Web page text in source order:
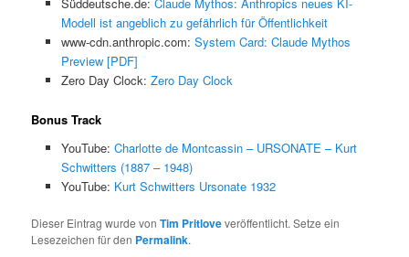
Süddeutsche.de: Claude Mythos: Anthropics neues KI-
Modell ist angeblich zu gefährlich für Öffentlichkeit
www-cdn.anthropic.com: System Card: Claude Mythos
Preview [PDF]
Zero Day Clock: Zero Day Clock
Bonus Track
YouTube: Charlotte de Montcassin – URSONATE – Kurt
Schwitters (1887 – 1948)
YouTube: Kurt Schwitters Ursonate 1932
Dieser Eintrag wurde vonTim Pritloveveröffentlicht. Setze ein
Lesezeichen für den Permalink.